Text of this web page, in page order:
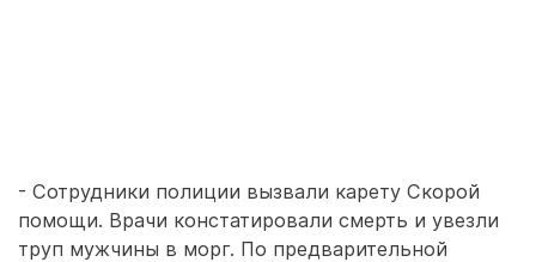
- Сотрудники полиции вызвали карету Скорой
помощи. Врачи констатировали смерть и увезли
труп мужчины в морг. По предварительной